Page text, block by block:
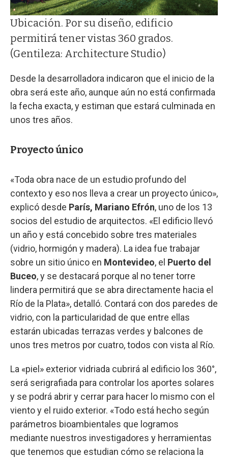
Ubicación. Por su diseño, edificio
permitirá tener vistas 360 grados.
(Gentileza: Architecture Studio)
Desde la desarrolladora indicaron que el inicio de la
obra será este año, aunque aún no está confirmada
la fecha exacta, y estiman que estará culminada en
unos tres años.
Proyecto único
«Toda obra nace de un estudio profundo del
contexto y eso nos lleva a crear un proyecto único»,
explicó desde París, Mariano Efrón, uno de los 13
socios del estudio de arquitectos. «El edificio llevó
un año y está concebido sobre tres materiales
(vidrio, hormigón y madera). La idea fue trabajar
sobre un sitio único en Montevideo, el Puerto del
Buceo, y se destacará porque al no tener torre
lindera permitirá que se abra directamente hacia el
Río de la Plata», detalló. Contará con dos paredes de
vidrio, con la particularidad de que entre ellas
estarán ubicadas terrazas verdes y balcones de
unos tres metros por cuatro, todos con vista al Río.
La «piel» exterior vidriada cubrirá al edificio los 360°,
será serigrafiada para controlar los aportes solares
y se podrá abrir y cerrar para hacer lo mismo con el
viento y el ruido exterior. «Todo está hecho según
parámetros bioambientales que logramos
mediante nuestros investigadores y herramientas
que tenemos que estudian cómo se relaciona la